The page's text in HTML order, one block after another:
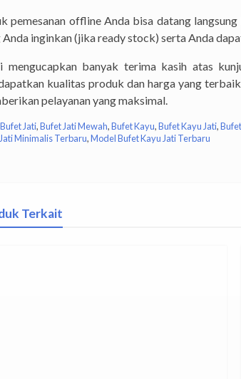
pemesanan offline Anda bisa datang
Anda inginkan (jika ready stock) serta Anda
mengucapkan banyak terima kasih atas
kualitas produk dan harga yang
pelayanan yang maksimal.
Bufet Jati,Bufet Jati Mewah,Bufet Kayu,Bufet Kayu Jati,
Minimalis Terbaru,Model Bufet Kayu Jati Terbaru
Terkait